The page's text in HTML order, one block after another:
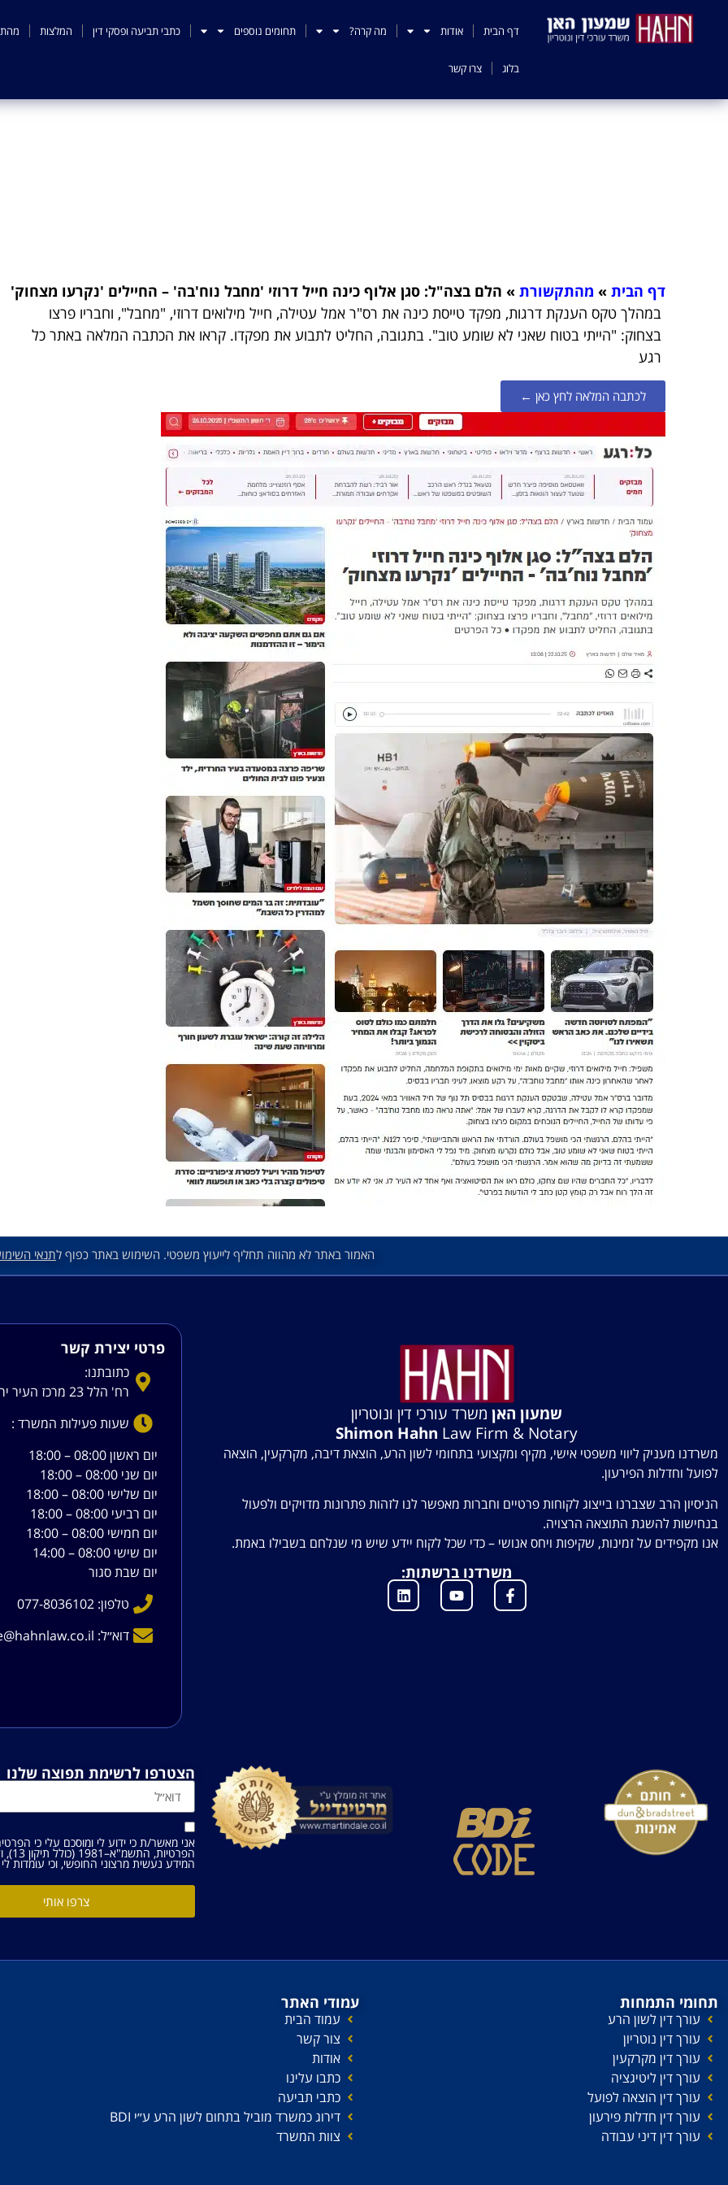
דף הבית אודות מה קרה? תחומים נוספים כתבי תביעה ופסקי דין המלצות
בלוג צרו קשר
דף הבית » מהתקשורת » הלם בצה"ל: סגן אלוף כינה חייל דרוזי 'מחבל נוח'בה' – החיילים 'נקרעו מצחוק'
במהלך טקס הענקת דרגות, מפקד טייסת כינה את רס"ר אמל עטילה, חייל מילואים דרוזי, "מחבל", וחבריו פרצו
בצחוק: "הייתי בטוח שאני לא שומע טוב". בתגובה, החליט לתבוע את מפקדו. קראו את הכתבה המלאה באתר כל
רגע
לכתבה המלאה לחץ כאן ←
האמור באתר לא מהווה תחליף לייעוץ משפטי. השימוש באתר כפוף לתנאי
שמעון האןמשרד עורכי דין ונוטריון
Shimon Hahn Law Firm & Notary
משרדנו מעניק ליווי משפטי אישי, מקיף ומקצועי בתחומי לשון הרע, הוצאת דיבה, מקרקעין, הוצאה
לפועל וחדלות הפירעון.
הניסיון הרב שצברנו בייצוג לקוחות פרטיים וחברות מאפשר לנו לזהות פתרונות מדויקים ולפעול
בנחישות להשגת התוצאה הרצויה.
אנו מקפידים על זמינות, שקיפות ויחס אנושי – כדי שכל לקוח יידע שיש מי שנלחם בשבילו באמת.
משרדנו ברשתות:
פרטי יצירת קשר
כתובתנו:
רח' הלל 23 מרכז העיר ירושלים
שעות פעילות המשרד :
יום ראשון 08:00 – 18:00
יום שני 08:00 – 18:00
יום שלישי 08:00 – 18:00
יום רביעי 08:00 – 18:00
יום חמישי 08:00 – 18:00
יום שישי 08:00 – 14:00
יום שבת סגור
טלפון: 077-8036102
דוא׳׳ל: office@hahnlaw.co.il
הצטרפו לרשימת תפוצה שלנו
אני מאשר/ת כי ידוע לי ומוסכם עלי כי
הפרטיות, התשמ"א–1981 (כולל תיקון 13), ולמטרות המפורטות
המידע נעשית מרצוני החופשי, וכי עומדות
צרפו אותי
תחומי התמחות
עורך דין לשון הרע
עורך דין נוטריון
עורך דין מקרקעין
עורך דין ליטיגציה
עורך דין הוצאה לפועל
עורך דין חדלות פירעון
עורך דין דיני עבודה
עמודי האתר
עמוד הבית
צור קשר
אודות
כתבו עלינו
כתבי תביעה
דירוג כמשרד מוביל בתחום לשון הרע ע׳׳י BDI
צוות המשרד